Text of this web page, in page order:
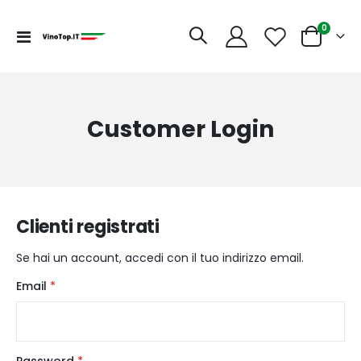
Toggle
Cart
0articoli
Customer Login
Clienti registrati
Se hai un account, accedi con il tuo indirizzo email.
Email